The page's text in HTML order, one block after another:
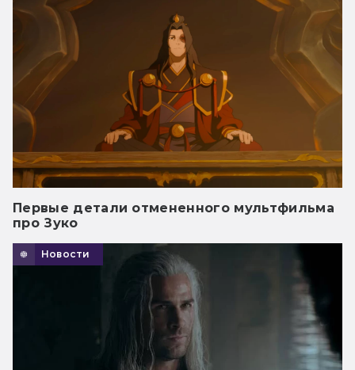
Первые детали отмененного мультфильма
про Зуко
Новости